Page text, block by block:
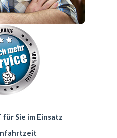
Sie im Einsatz